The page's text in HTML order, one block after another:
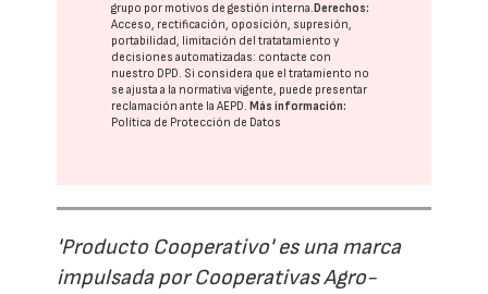
grupo por motivos de gestión interna. Derechos:
Acceso, rectificación, oposición, supresión,
portabilidad, limitación del tratatamiento y
decisiones automatizadas: contacte con
nuestro DPD. Si considera que el tratamiento no
se ajusta a la normativa vigente, puede presentar
reclamación ante laAEPD. Más información:
Política de Protección de Datos
'Producto Cooperativo' es una marca
impulsada por Cooperativas Agro-